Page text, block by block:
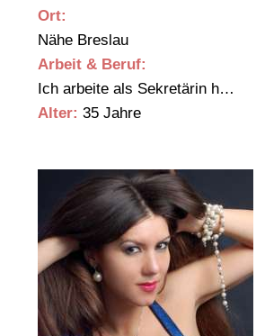
Ort:
Nähe Breslau
Arbeit & Beruf:
Ich arbeite als Sekretärin h…
Alter: 35 Jahre